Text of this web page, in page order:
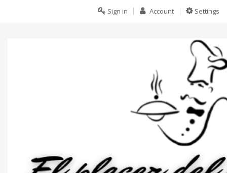
Settings
Account
Sign in